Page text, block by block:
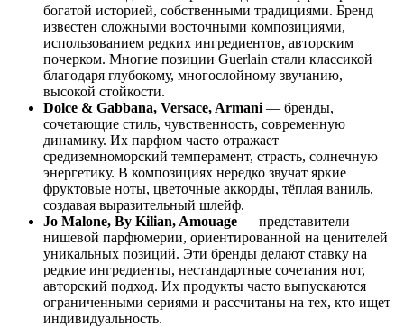
богатой историей, собственными традициями. Бренд
известен сложными восточными композициями,
использованием редких ингредиентов, авторским
почерком. Многие позиции Guerlain стали классикой
благодаря глубокому, многослойному звучанию,
высокой стойкости.
Dolce & Gabbana, Versace, Armani — бренды,
сочетающие стиль, чувственность, современную
динамику. Их парфюм часто отражает
средиземноморский темперамент, страсть, солнечную
энергетику. В композициях нередко звучат яркие
фруктовые ноты, цветочные аккорды, тёплая ваниль,
создавая выразительный шлейф.
Jo Malone, By Kilian, Amouage — представители
нишевой парфюмерии, ориентированной на ценителей
уникальных позиций. Эти бренды делают ставку на
редкие ингредиенты, нестандартные сочетания нот,
авторский подход. Их продукты часто выпускаются
ограниченными сериями и рассчитаны на тех, кто ищет
индивидуальность.